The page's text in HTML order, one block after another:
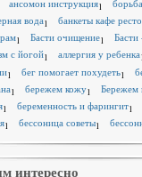
ансомон инструкция1
вода1 банкеты кафе
1 Басти очищение1
с йогой1 аллергия у ребенка
1 бег помогает похудеть1
1 бережем кожу1
Бережем
1 беременность и фарингит1
1 бессоница советы1
интересно